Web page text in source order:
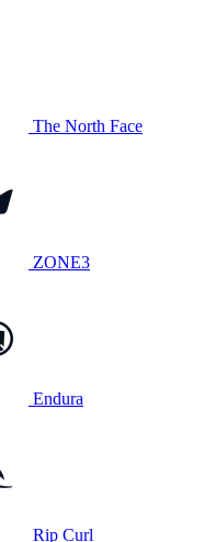
The North Face
ZONE3
Endura
Rip Curl